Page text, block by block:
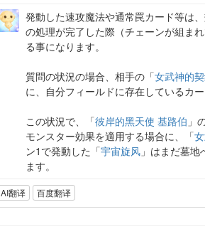
発動した速攻魔法や通常罠カード等は
の処理が完了した際（チェーンが組ま
る事になります。
質問の状況の場合、相手の「女武神的
に、自分フィールドに存在しているカ
この状況で、「彼岸的黑天使 基路伯 」
モンスター効果を適用する場合に、「
ン1で発動した「宇宙旋风 」はまだ墓
ます。
AI翻译 百度翻译